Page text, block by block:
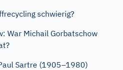
schwierig?
War Michail Gorbatschow
Sartre (1905–1980)